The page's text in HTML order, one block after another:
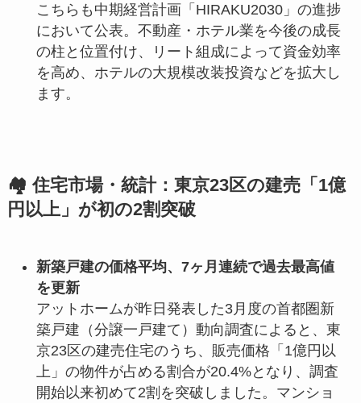
こちらも中期経営計画「HIRAKU2030」の進捗
において公表。不動産・ホテル業を今後の成長
の柱と位置付け、リート組成によって資金効率
を高め、ホテルの大規模改装投資などを拡大し
ます。
🏘️ 住宅市場・統計：東京23区の建売「1億
円以上」が初の2割突破
新築戸建の価格平均、7ヶ月連続で過去最高値
を更新
アットホームが昨日発表した3月度の首都圏新
築戸建（分譲一戸建て）動向調査によると、東
京23区の建売住宅のうち、販売価格「1億円以
上」の物件が占める割合が20.4%となり、調査
開始以来初めて2割を突破しました。マンショ